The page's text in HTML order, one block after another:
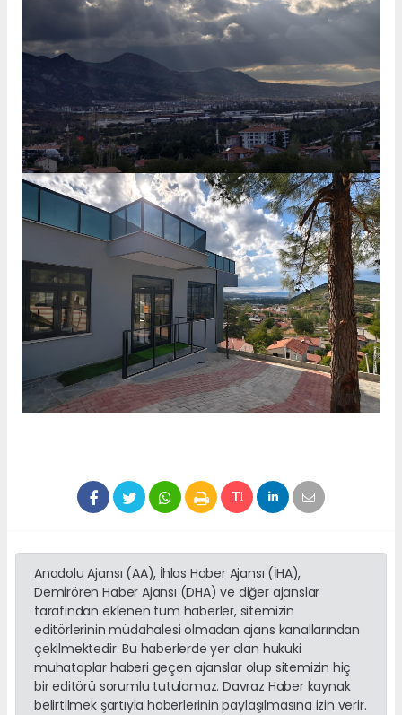
Anadolu Ajansı (AA), İhlas Haber Ajansı (İHA),
Demirören Haber Ajansı (DHA) ve diğer ajanslar
tarafından eklenen tüm haberler, sitemizin
editörlerinin müdahalesi olmadan ajans kanallarından
çekilmektedir. Bu haberlerde yer alan hukuki
muhataplar haberi geçen ajanslar olup sitemizin hiç
bir editörü sorumlu tutulamaz. Davraz Haber kaynak
belirtilmek şartıyla haberlerinin paylaşılmasına izin verir.